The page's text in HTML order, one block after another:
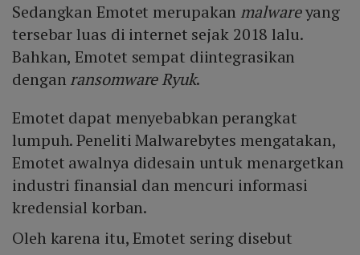
Sedangkan Emotet merupakan malwareyang
tersebar luas di internet sejak 2018 lalu.
Bahkan, Emotet sempat diintegrasikan
dengan ransomware Ryuk.
Emotet dapat menyebabkan perangkat
lumpuh. Peneliti Malwarebytes mengatakan,
Emotet awalnya didesain untuk menargetkan
industri finansial dan mencuri informasi
kredensial korban.
Oleh karena itu, Emotet sering disebut